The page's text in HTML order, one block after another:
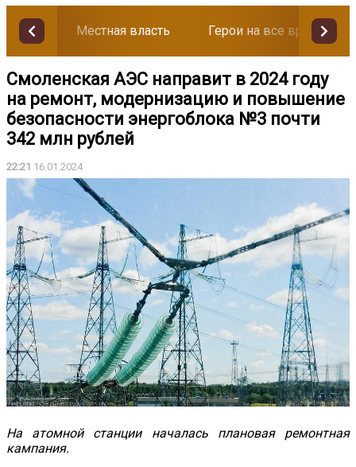
Местная власть Герои на все времена
Смоленская АЭС направит в 2024 году
на ремонт, модернизацию и повышение
безопасности энергоблока №3 почти
342 млн рублей
22:21 16.01.2024
На атомной станции началась плановая ремонтная
кампания.